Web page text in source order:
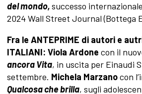
del mondo,successo
2024 Wall Street Journal (Bottega
Fra le ANTEPRIME di autori e
ITALIANI: Viola Ardone con il
ancora Vita, in uscita per Einaudi
settembre. Michela Marzanocon
Qualcosa che brilla, sugli